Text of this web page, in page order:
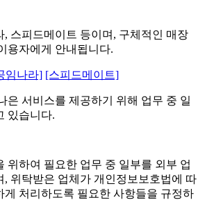
, 스피드메이트 등이며, 구체적인 매장
용자에게 안내됩니다.
임나라] [스피드메이트]
은 서비스를 제공하기 위해 업무 중 일
있습니다.
위하여 필요한 업무 중 일부를 외부 업
, 위탁받은 업체가 개인정보보호법에 따
게 처리하도록 필요한 사항들을 규정하